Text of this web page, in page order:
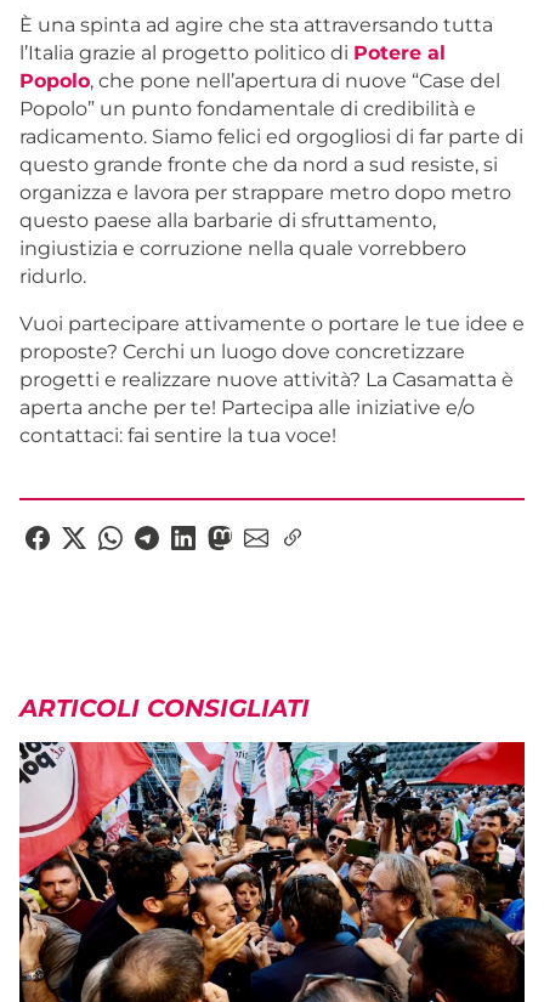
È una spinta ad agire che sta attraversando tutta
l’Italia grazie al progetto politico di Potere al
Popolo, che pone nell’apertura di nuove “Case del
Popolo” un punto fondamentale di credibilità e
radicamento. Siamo felici ed orgogliosi di far parte di
questo grande fronte che da nord a sud resiste, si
organizza e lavora per strappare metro dopo metro
questo paese alla barbarie di sfruttamento,
ingiustizia e corruzione nella quale vorrebbero
ridurlo.
Vuoi partecipare attivamente o portare le tue idee e
proposte? Cerchi un luogo dove concretizzare
progetti e realizzare nuove attività? La Casamatta è
aperta anche per te! Partecipa alle iniziative e/o
contattaci: fai sentire la tua voce!
ARTICOLI CONSIGLIATI